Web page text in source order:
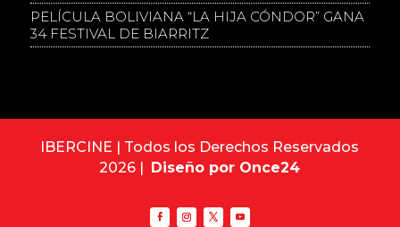
PELÍCULA BOLIVIANA “LA HIJA CÓNDOR” GANA
34 FESTIVAL DE BIARRITZ
IBERCINE | Todos los Derechos Reservados
2026 | Diseño por Once24